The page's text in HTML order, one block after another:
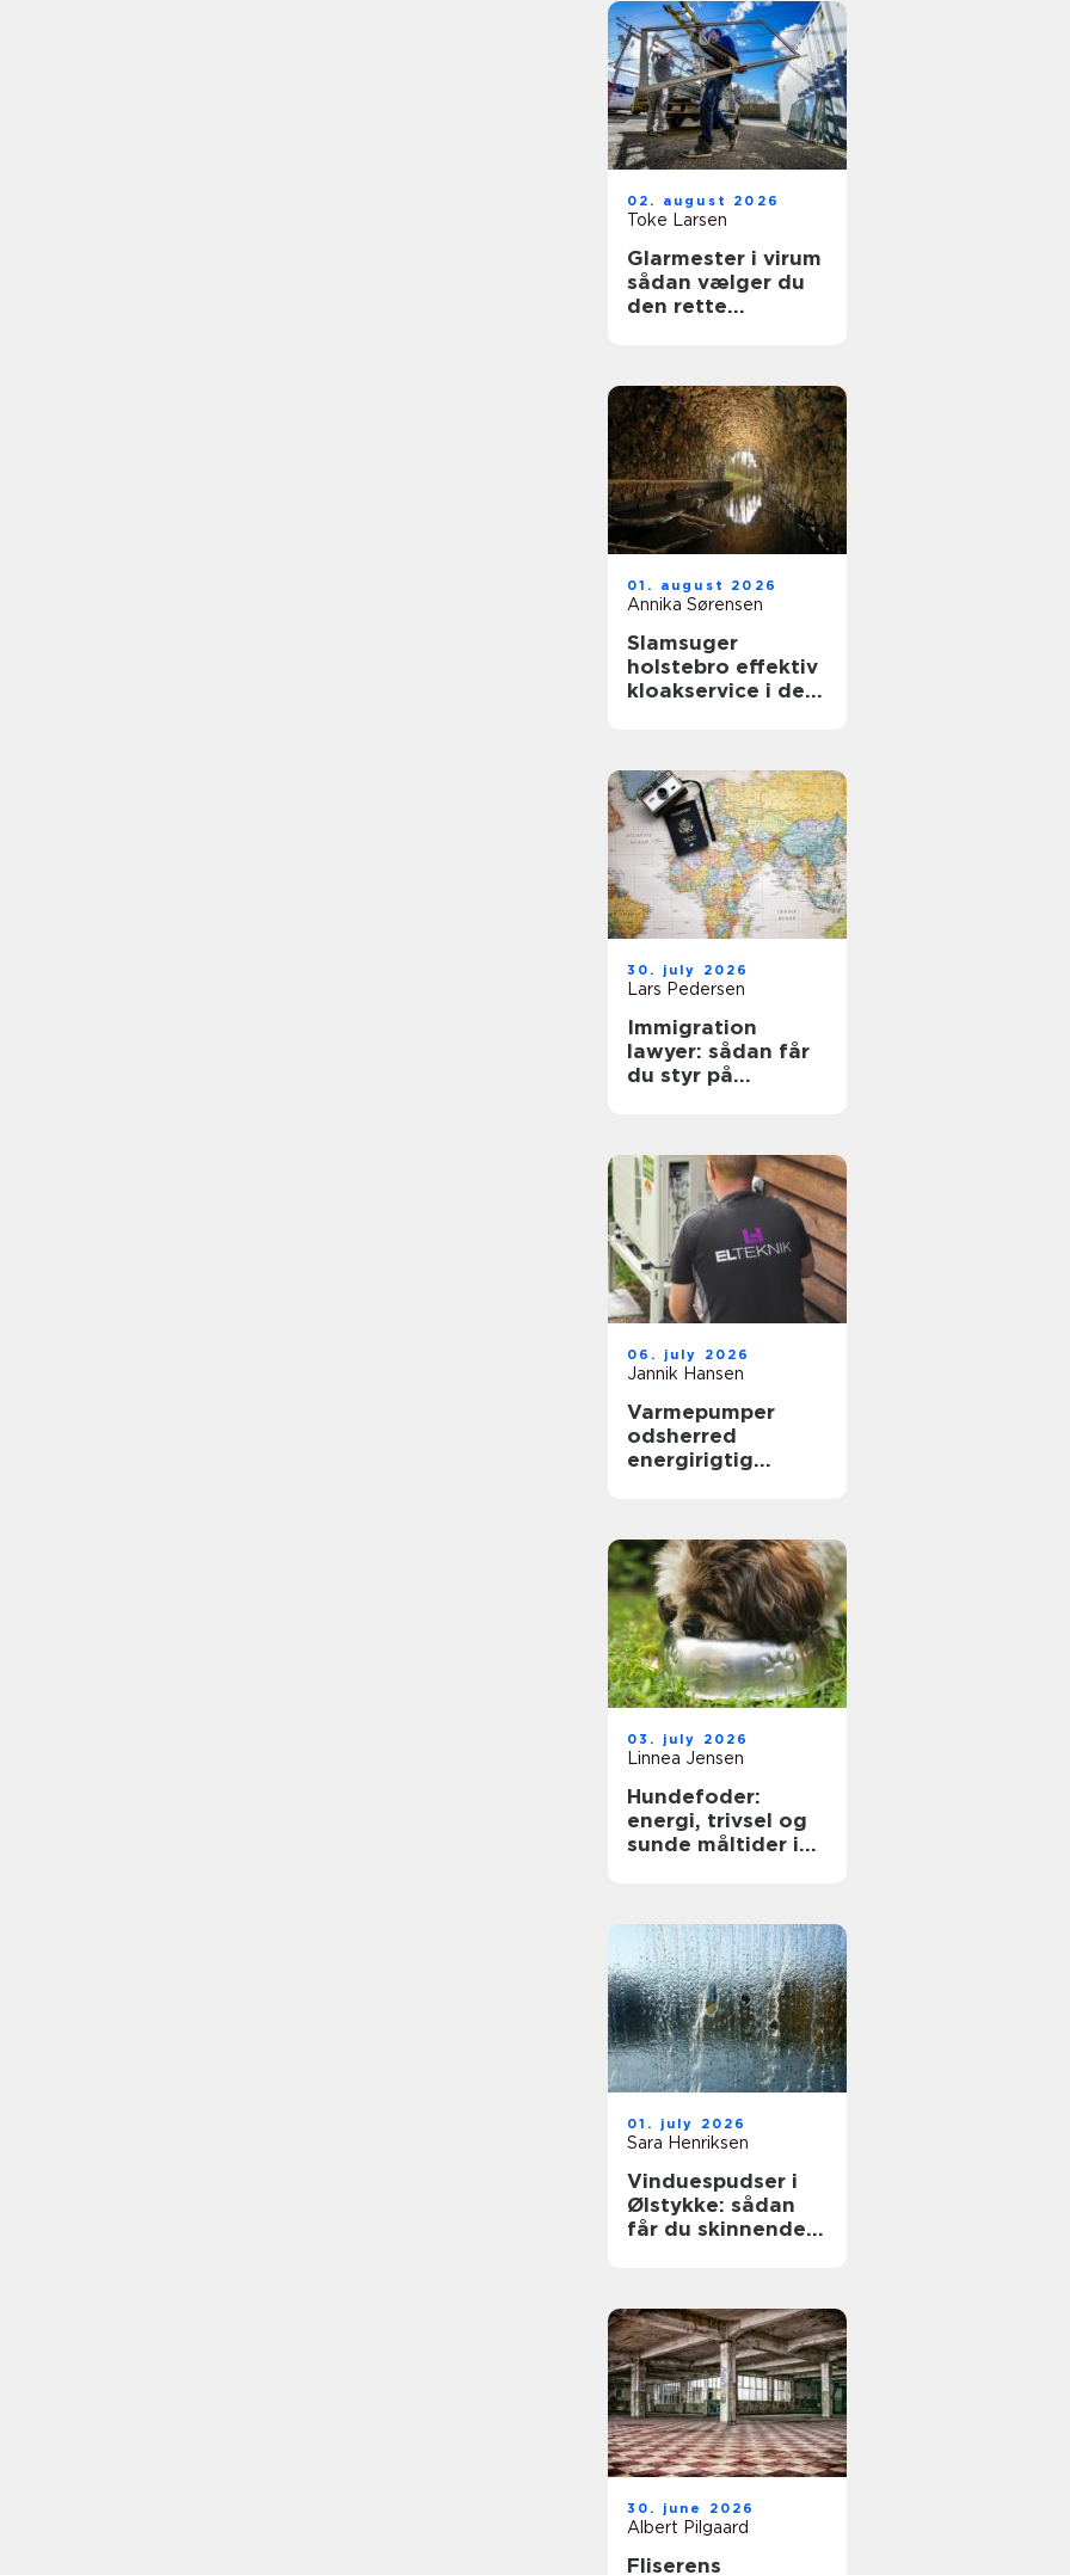
02. august 2026
Toke Larsen
Glarmester i virum
sådan vælger du
den rette
01. august 2026
Annika Sørensen
Slamsuger
holstebro effektiv
kloakservice i det
30. july 2026
Lars Pedersen
Immigration
lawyer: sådan får
du styr på
06. july 2026
Jannik Hansen
Varmepumper
odsherred
energirigtig
03. july 2026
Linnea Jensen
Hundefoder:
energi, trivsel og
sunde måltider i
01. july 2026
Sara Henriksen
Vinduespudser i
Ølstykke: sådan
får du skinnende
30. june 2026
Albert Pilgaard
Fliserens